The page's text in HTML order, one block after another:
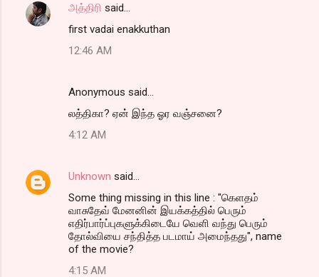
C
அத்திரி said…
first vadai enakkuthan
12:46 AM
Anonymous said…
லத்திகா? ஏன் இந்த ஓர வஞ்சனை?
4:12 AM
Unknown said…
Some thing missing in this line : "கெளதம்
வாசுதேவ் மேனனின் இயக்கத்தில் பெரும்
எதிர்பார்ப்புகளுக்கிடையே வெளி வந்து பெரும்
தோல்வியை சந்தித்த படமாய் அமைந்தது", name
of the movie?
4:15 AM